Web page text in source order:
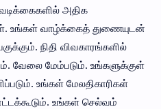
அதிக
உங்கள் வாழ்க்கைத் துணையுடன்
நிதி விவகாரங்களில்
வேலை மேம்படும். உங்களுக்குள்
உங்கள் மேலதிகாரிகள்
உங்கள் செல்வம்